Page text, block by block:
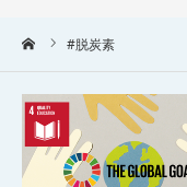
#脱炭素
ブログ
実績
コラム一覧